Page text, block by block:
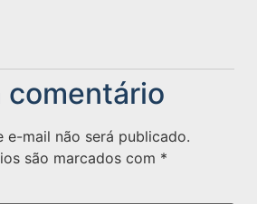
comentário
e-mail não será publicado.
são marcados com *